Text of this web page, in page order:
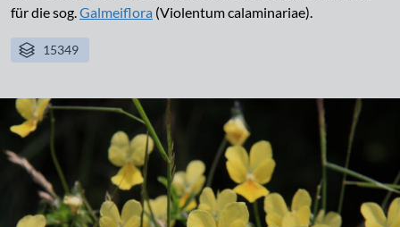
für die sog. Galmeiflora (Violentum calaminariae).
15349